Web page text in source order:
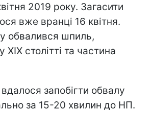
2019 року. Загасити
вже вранці 16 квітня.
обвалився шпиль,
столітті та частина
запобігти обвалу
за 15-20 хвилин до НП.